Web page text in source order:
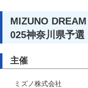
MIZUNO
025神奈川県予選
主催
ミズノ株式会社